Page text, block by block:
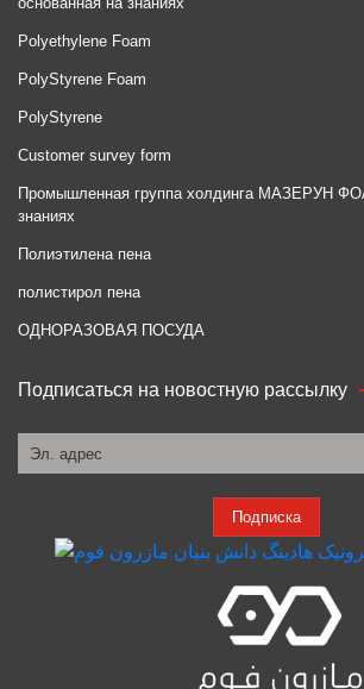
Polyethylene Foam
PolyStyrene Foam
PolyStyrene
Customer survey form
Промышленная группа холдинга МАЗЕРУН
знаниях
Полиэтилена пена
полистирол пена
ОДНОРАЗОВАЯ ПОСУДА
Подписаться на новостную рассылку
Подписка